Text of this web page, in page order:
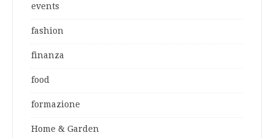
events
fashion
finanza
food
formazione
Home & Garden